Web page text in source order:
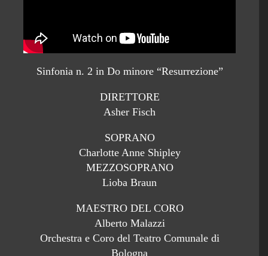
Sinfonia n. 2 in Do minore “Resurrezione”
DIRETTORE
Asher Fisch
SOPRANO
Charlotte Anne Shipley
MEZZOSOPRANO
Lioba Braun
MAESTRO DEL CORO
Alberto Malazzi
Orchestra e Coro del Teatro Comunale di
Bologna